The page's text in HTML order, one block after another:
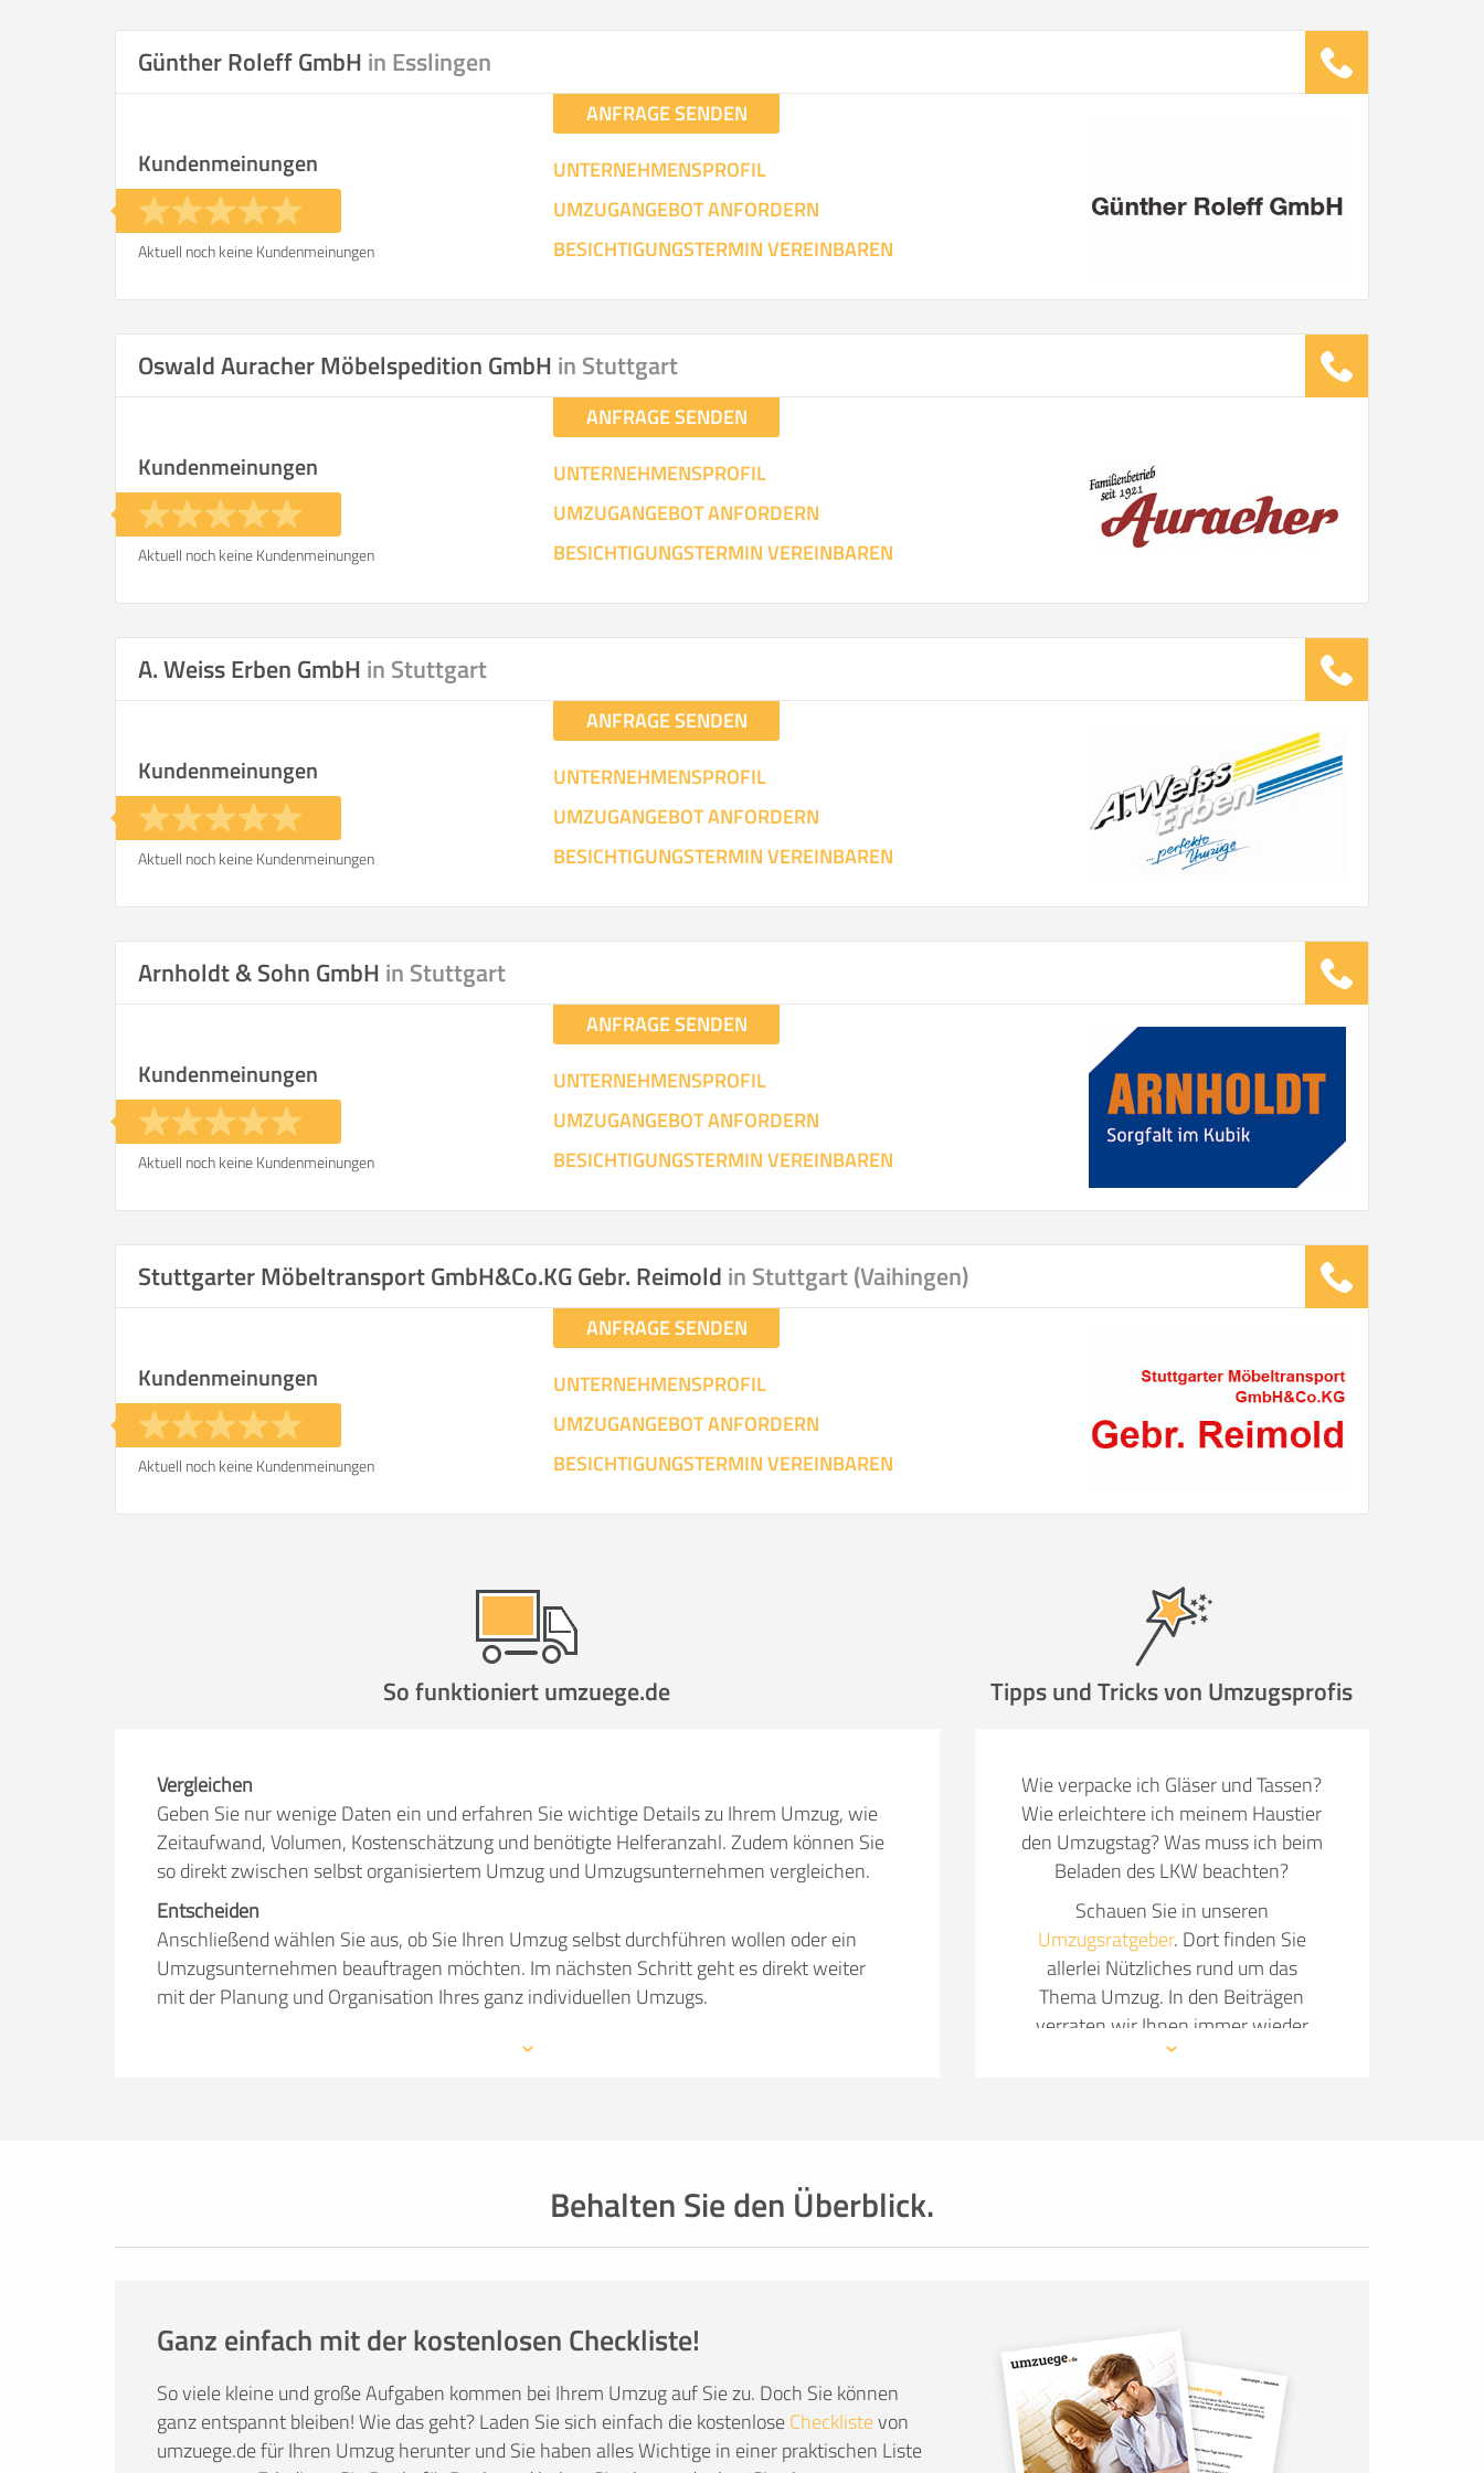
Selbst umziehen
Helfer .
Stunden
Stunden
KOSTENSCHÄTZUNG:
€ -€ .
Stunden
Stunden
SO ERRECHNET SICH DIE KOSTENSCHÄTZUNG
Günther Roleff GmbH in Esslingen
ANFRAGE SENDEN
UNTERNEHMENSPROFIL
UMZUGANGEBOT ANFORDERN
BESICHTIGUNGSTERMIN VEREINBAREN
Kundenmeinungen
Aktuell noch keine Kundenmeinungen
Oswald Auracher Möbelspedition GmbH in Stuttgart
ANFRAGE SENDEN
UNTERNEHMENSPROFIL
UMZUGANGEBOT ANFORDERN
BESICHTIGUNGSTERMIN VEREINBAREN
Kundenmeinungen
Aktuell noch keine Kundenmeinungen
A. Weiss Erben GmbH in Stuttgart
ANFRAGE SENDEN
UNTERNEHMENSPROFIL
UMZUGANGEBOT ANFORDERN
BESICHTIGUNGSTERMIN VEREINBAREN
Kundenmeinungen
Aktuell noch keine Kundenmeinungen
Arnholdt & Sohn GmbH in Stuttgart
ANFRAGE SENDEN
UNTERNEHMENSPROFIL
UMZUGANGEBOT ANFORDERN
BESICHTIGUNGSTERMIN VEREINBAREN
Kundenmeinungen
Aktuell noch keine Kundenmeinungen
Stuttgarter Möbeltransport GmbH&Co.KG Gebr. Reimold in Stuttgart (Vaihingen)
ANFRAGE SENDEN
UNTERNEHMENSPROFIL
UMZUGANGEBOT ANFORDERN
BESICHTIGUNGSTERMIN VEREINBAREN
Kundenmeinungen
Aktuell noch keine Kundenmeinungen
So funktioniert umzuege.de
Vergleichen
Geben Sie nur wenige Daten ein und erfahren Sie wichtige Details zu Ihrem Umzug, wie
Zeitaufwand, Volumen, Kostenschätzung und benötigte Helferanzahl. Zudem können Sie
so direkt zwischen selbst organisiertem Umzug und Umzugsunternehmen vergleichen.
Entscheiden
Anschließend wählen Sie aus, ob Sie Ihren Umzug selbst durchführen wollen oder ein
Umzugsunternehmen beauftragen möchten. Im nächsten Schritt geht es direkt weiter
mit der Planung und Organisation Ihres ganz individuellen Umzugs.
Tipps und Tricks von Umzugsprofis
Wie verpacke ich Gläser und Tassen?
Wie erleichtere ich meinem Haustier
den Umzugstag? Was muss ich beim
Beladen des LKW beachten?
Schauen Sie in unseren
Umzugsratgeber. Dort finden Sie
allerlei Nützliches rund um das
Thema Umzug. In den Beiträgen
verraten wir Ihnen immer wieder
neue Details, wie Sie Ihren Umzug so
Behalten Sie den Überblick.
Ganz einfach mit der kostenlosen Checkliste!
So viele kleine und große Aufgaben kommen bei Ihrem Umzug auf Sie zu. Doch Sie können
ganz entspannt bleiben! Wie das geht? Laden Sie sich einfach die kostenloseChecklistevon
umzuege.de für Ihren Umzug herunter und Sie haben alles Wichtige in einer praktischen Liste